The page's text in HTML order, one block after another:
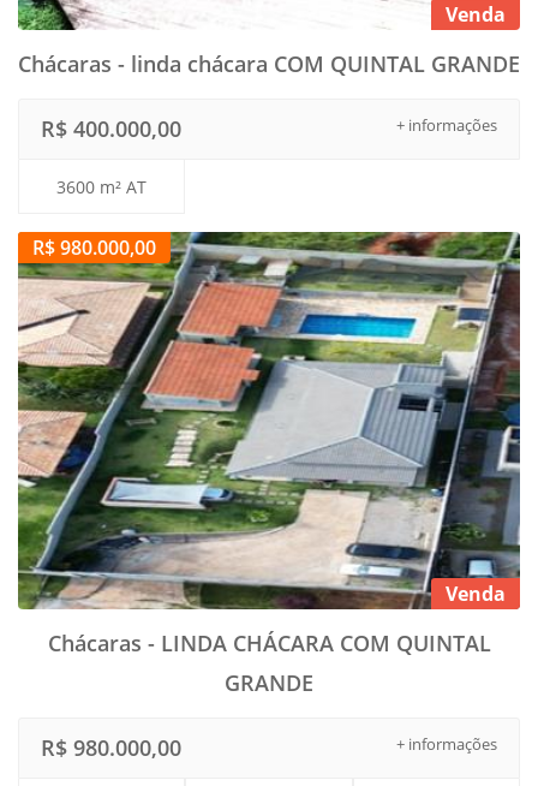
Venda
Chácaras - linda chácara COM QUINTAL GRANDE
+ informações
R$ 400.000,00
3600 m² AT
R$ 980.000,00
Venda
Chácaras - LINDA CHÁCARA COM QUINTAL
GRANDE
+ informações
R$ 980.000,00